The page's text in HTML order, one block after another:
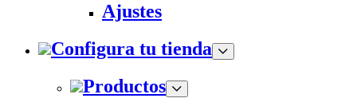
Ajustes
Configura tu tienda
Productos